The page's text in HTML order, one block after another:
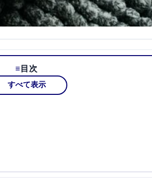
目次
すべて表示